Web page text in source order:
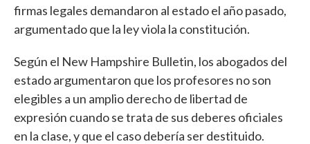
firmas legales demandaron al estado el año pasado,
argumentado que la ley viola la constitución.
Según el New Hampshire Bulletin, los abogados del
estado argumentaron que los profesores no son
elegibles a un amplio derecho de libertad de
expresión cuando se trata de sus deberes oficiales
en la clase, y que el caso debería ser destituido.